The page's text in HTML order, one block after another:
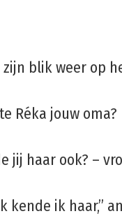
blik weer op
Réka jouw oma?
jij haar ook? –
kende ik haar,”